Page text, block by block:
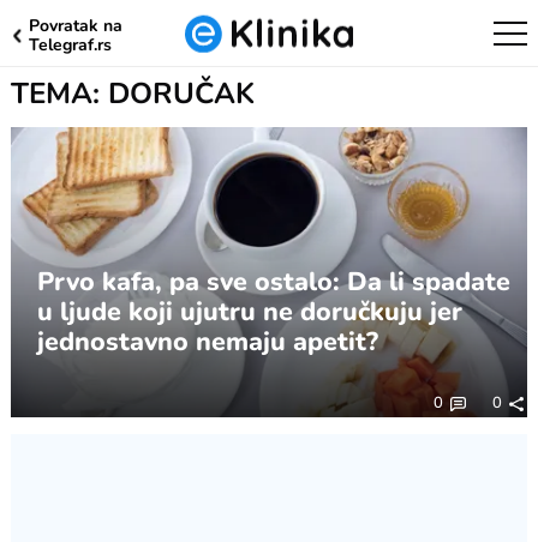
Povratak na
Telegraf.rs
TEMA: DORUČAK
Prvo kafa, pa sve ostalo: Da li spadate
u ljude koji ujutru ne doručkuju jer
jednostavno nemaju apetit?
0 0